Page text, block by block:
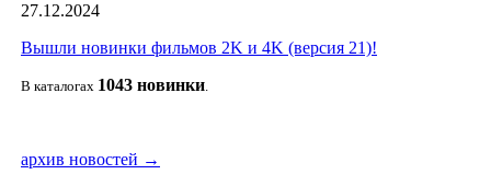
27.12.2024
Вышли новинки фильмов 2K и 4K (версия 21)!
В каталогах 1043 новинки.
архив новостей →